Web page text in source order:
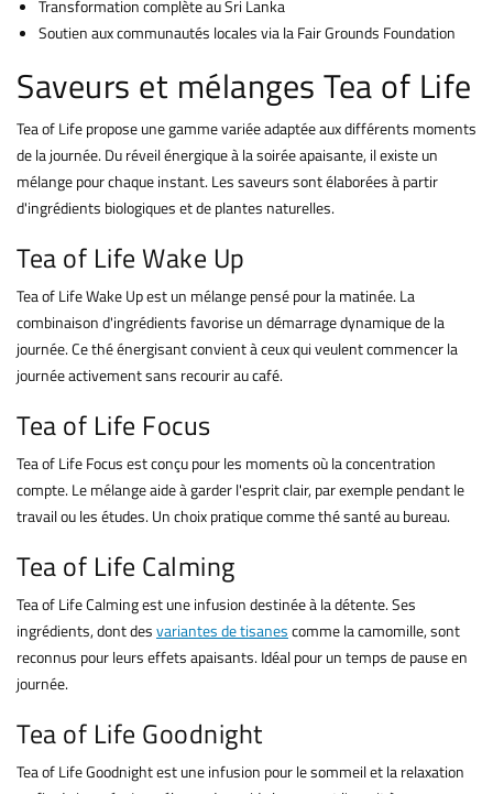
Transformation complète au Sri Lanka
Soutien aux communautés locales via la Fair Grounds Foundation
Saveurs et mélanges Tea of Life
Tea of Life propose une gamme variée adaptée aux différents moments
de la journée. Du réveil énergique à la soirée apaisante, il existe un
mélange pour chaque instant. Les saveurs sont élaborées à partir
d'ingrédients biologiques et de plantes naturelles.
Tea of Life Wake Up
Tea of Life Wake Up est un mélange pensé pour la matinée. La
combinaison d'ingrédients favorise un démarrage dynamique de la
journée. Ce thé énergisant convient à ceux qui veulent commencer la
journée activement sans recourir au café.
Tea of Life Focus
Tea of Life Focus est conçu pour les moments où la concentration
compte. Le mélange aide à garder l'esprit clair, par exemple pendant le
travail ou les études. Un choix pratique comme thé santé au bureau.
Tea of Life Calming
Tea of Life Calming est une infusion destinée à la détente. Ses
ingrédients, dont desvariantes de tisanescomme la camomille, sont
reconnus pour leurs effets apaisants. Idéal pour un temps de pause en
journée.
Tea of Life Goodnight
Tea of Life Goodnight est une infusion pour le sommeil et la relaxation